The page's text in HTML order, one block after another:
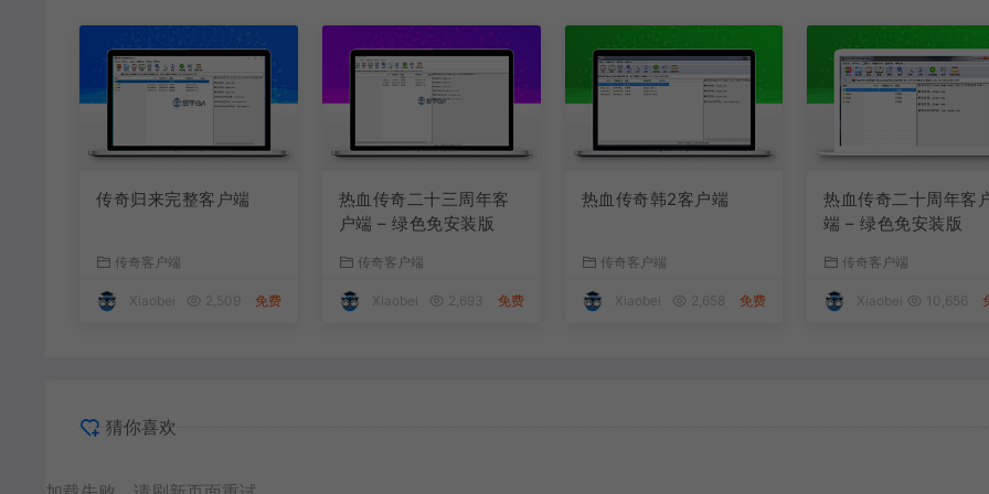
传奇归来完整客户端
传奇客户端
Xiaobei 2,509 免费
热血传奇二十三周年客
户端 – 绿色免安装版
传奇客户端
Xiaobei 2,693 免费
热血传奇韩2客户端
传奇客户端
Xiaobei 2,658 免费
热血传奇二十周年客
端 – 绿色免安装版
传奇客户端
Xiaobei 10,656
猜你喜欢